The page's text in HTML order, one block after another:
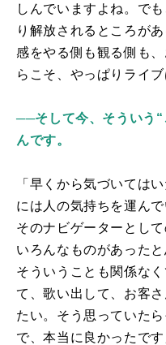
しんでいますよね。で
り解放されるところが
感をやる側も観る側も
らこそ、やっぱりライブ
──そして今、そういう
んです。
「早くから気づいては
には人の気持ちを運ん
そのナビゲーターとし
いろんなものがあった
そういうことも関係な
て、歌い出して、お客
たい。そう思っていた
で、本当に良かったです